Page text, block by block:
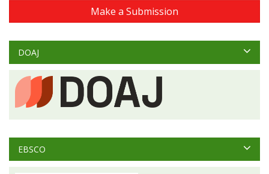
Make a Submission
DOAJ
EBSCO